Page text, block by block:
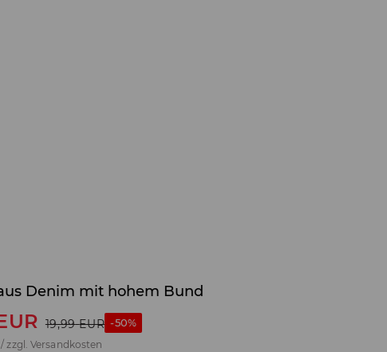
Denim mit hohem Bund
19,99 EUR -50%
zzgl. Versandkosten